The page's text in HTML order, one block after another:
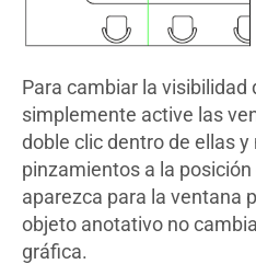
Para cambiar la visibilidad
simplemente active las
doble clic dentro de ellas
pinzamientos a la
aparezca para la ventana
objeto anotativo no
gráfica.